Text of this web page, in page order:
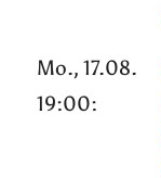
Mo., 17.08.
19:00: